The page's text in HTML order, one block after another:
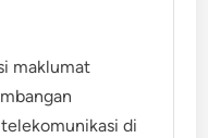
maklumat
di